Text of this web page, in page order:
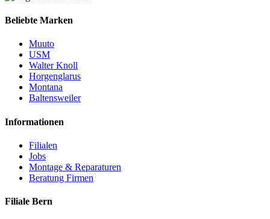
Beliebte Marken
Muuto
USM
Walter Knoll
Horgenglarus
Montana
Baltensweiler
Informationen
Filialen
Jobs
Montage & Reparaturen
Beratung Firmen
Filiale Bern